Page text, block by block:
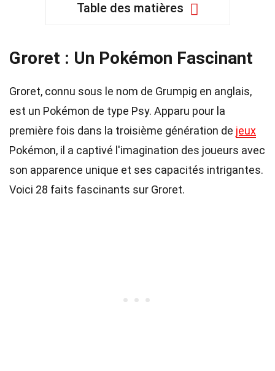
Table des matières
Groret : Un Pokémon Fascinant
Groret, connu sous le nom de Grumpig en anglais,
est un Pokémon de type Psy. Apparu pour la
première fois dans la troisième génération de jeux
Pokémon, il a captivé l'imagination des joueurs avec
son apparence unique et ses capacités intrigantes.
Voici 28 faits fascinants sur Groret.